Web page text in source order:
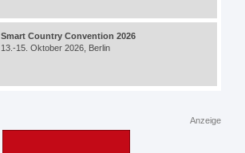
Smart Country Convention 2026
13.-15. Oktober 2026, Berlin
Anzeige